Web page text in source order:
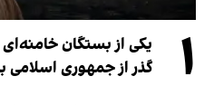
۱
یکی از بستگان
گذر از جمهوری